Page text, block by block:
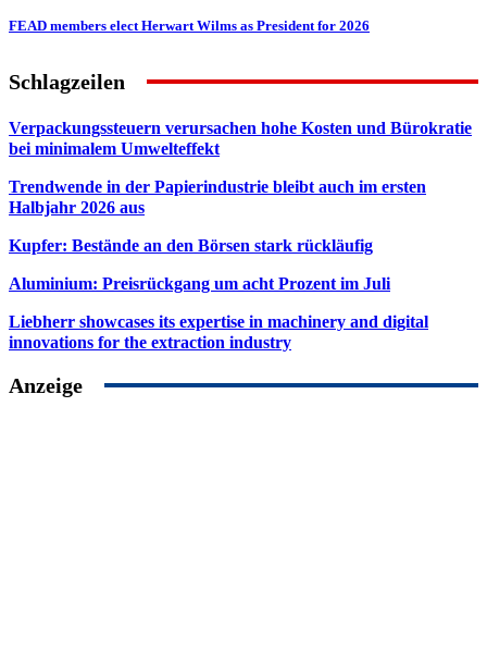
FEAD members elect Herwart Wilms as President for 2026
Schlagzeilen
Verpackungssteuern verursachen hohe Kosten und Bürokratie
bei minimalem Umwelteffekt
Trendwende in der Papierindustrie bleibt auch im ersten
Halbjahr 2026 aus
Kupfer: Bestände an den Börsen stark rückläufig
Aluminium: Preisrückgang um acht Prozent im Juli
Liebherr showcases its expertise in machinery and digital
innovations for the extraction industry
Anzeige